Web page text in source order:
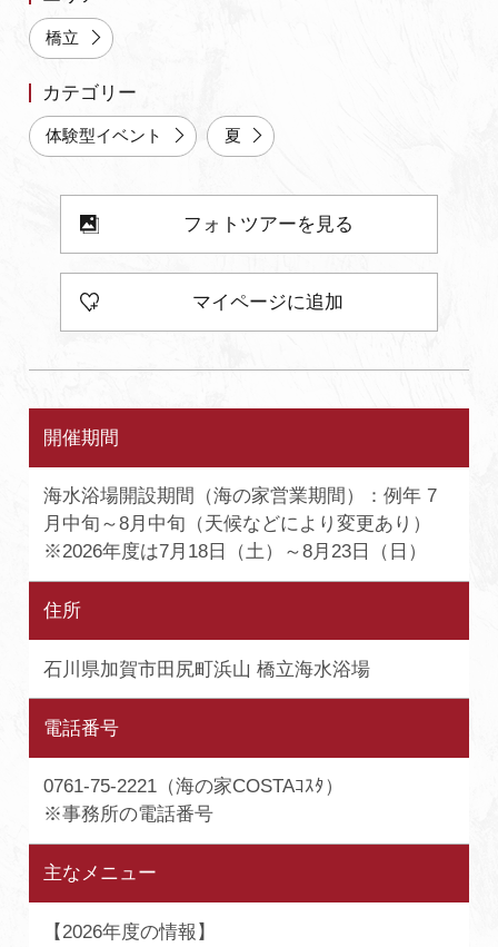
橋立
カテゴリー
体験型イベント 夏
フォトツアーを見る
マイページに追加
開催期間
海水浴場開設期間（海の家営業期間）：例年 7
月中旬～8月中旬（天候などにより変更あり）
※2026年度は7月18日（土）～8月23日（日）
住所
石川県加賀市田尻町浜山 橋立海水浴場
電話番号
0761-75-2221（海の家COSTAｺｽﾀ）
※事務所の電話番号
主なメニュー
【2026年度の情報】